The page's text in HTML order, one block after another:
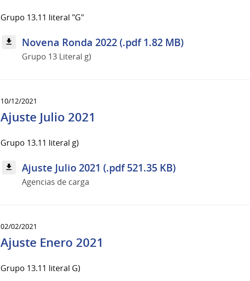
Grupo 13.11 literal "G"
Novena Ronda 2022 (.pdf 1.82 MB)
Grupo 13 Literal g)
10/12/2021
Ajuste Julio 2021
Grupo 13.11 literal g)
Ajuste Julio 2021 (.pdf 521.35 KB)
Agencias de carga
02/02/2021
Ajuste Enero 2021
Grupo 13.11 literal G)